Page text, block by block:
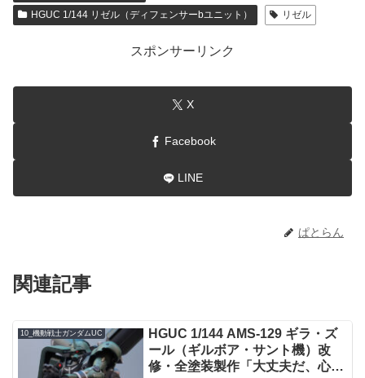
HGUC 1/144 リゼル（ディフェンサーbユニット）
リゼル
スポンサーリンク
X
Facebook
LINE
ぱとらん
関連記事
10_機動戦士ガンダムUC
HGUC 1/144 AMS-129 ギラ・ズ
ール（ギルボア・サント機）改
修・全塗装製作「大丈夫だ、心配